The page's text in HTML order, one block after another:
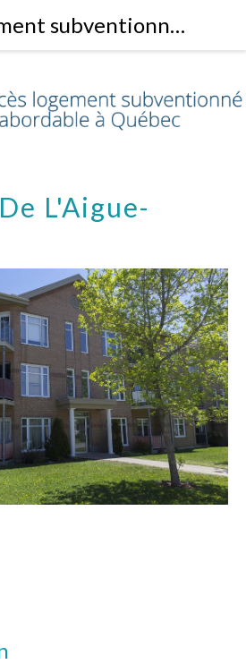
L'Aigue-
Accès logement subventionné à Québec - Parc immobilier